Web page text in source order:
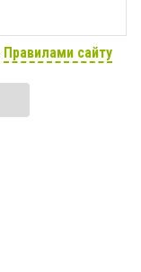
Правилами сайту